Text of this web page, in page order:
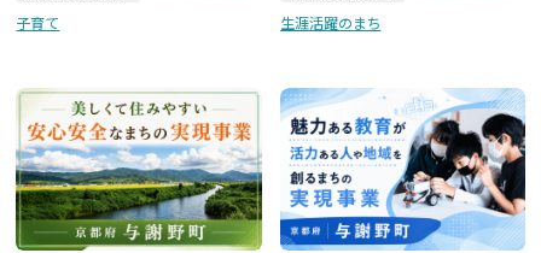
子育て
生涯活躍のまち